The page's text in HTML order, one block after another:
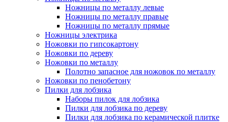
Ножницы по металлу левые
Ножницы по металлу правые
Ножницы по металлу прямые
Ножницы электрика
Ножовки по гипсокартону
Ножовки по дереву
Ножовки по металлу
Полотно запасное для ножовок по металлу
Ножовки по пенобетону
Пилки для лобзика
Наборы пилок для лобзика
Пилки для лобзика по дереву
Пилки для лобзика по керамической плитке